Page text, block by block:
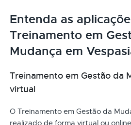
Entenda as
Treinamento em
Mudança em
Treinamento em Gestão da
virtual
O Treinamento em Gestão da
realizado de forma virtual ou